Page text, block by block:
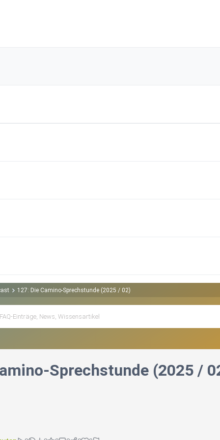
127: Die Camino-Sprechstunde (2025 / 02)
Sprechstunde (2025 /